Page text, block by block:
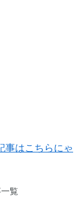
事はこちらにゃ
覧